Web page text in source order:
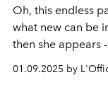
Oh, this endless
what new can be
then she appears -
supermodel, a
01.09.2025 by